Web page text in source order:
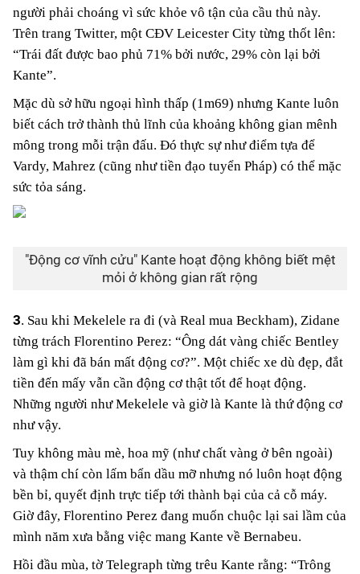
người phải choáng vì sức khỏe vô tận của cầu thủ này.
Trên trang Twitter, một CĐV Leicester City từng thốt lên:
“Trái đất được bao phủ 71% bởi nước, 29% còn lại bởi
Kante”.
Mặc dù sở hữu ngoại hình thấp (1m69) nhưng Kante luôn
biết cách trở thành thủ lĩnh của khoảng không gian mênh
mông trong mỗi trận đấu. Đó thực sự như điểm tựa để
Vardy, Mahrez (cũng như tiền đạo tuyển Pháp) có thể mặc
sức tỏa sáng.
"Động cơ vĩnh cửu" Kante hoạt động không biết mệt
mỏi ở không gian rất rộng
3. Sau khi Mekelele ra đi (và Real mua Beckham), Zidane
từng trách Florentino Perez: “Ông dát vàng chiếc Bentley
làm gì khi đã bán mất động cơ?”. Một chiếc xe dù đẹp, đắt
tiền đến mấy vẫn cần động cơ thật tốt để hoạt động.
Những người như Mekelele và giờ là Kante là thứ động cơ
như vậy.
Tuy không màu mè, hoa mỹ (như chất vàng ở bên ngoài)
và thậm chí còn lấm bẩn dầu mỡ nhưng nó luôn hoạt động
bền bỉ, quyết định trực tiếp tới thành bại của cả cỗ máy.
Giờ đây, Florentino Perez đang muốn chuộc lại sai lầm của
mình năm xưa bằng việc mang Kante về Bernabeu.
Hồi đầu mùa, tờ Telegraph từng trêu Kante rằng: “Trông